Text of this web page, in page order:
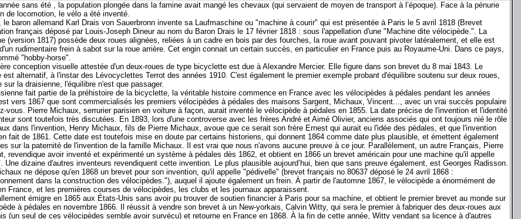
sans été , la population plongée dans la famine avait mangé les chevaux (qui servaient de moyen de transport à l’époque). Face à la pénurie
de locomotion, le vélo a été inventé.
le baron allemand Karl Drais von Sauerbronn invente sa Laufmaschine ou "machine à courir" qui est présentée à Paris le 5 avril 1818 (Brevet
français déposé par Louis-Joseph Dineur au nom du Baron Drais le 17 février 1818 : sous l'appellation d'une "Machine dite vélocipède.". La
(version 1817) possède deux roues alignées, reliées à un cadre en bois par des fourches, la roue avant pouvant pivoter latéralement, et elle est
rudimentaire frein à sabot sur la roue arrière. Cet engin connait un certain succès, en particulier en France puis au Royaume-Uni. Dans ce pays,
"hobby-horse".
conception visuelle attestée d'un deux-roues de type bicyclette est due à Alexandre Mercier. Elle figure dans son brevet du 8 mai 1843. Le
est alternatif, à l'instar des Lévocyclettes Terrot des années 1910. C'est également le premier exemple probant d'équilibre soutenu sur deux roues,
sur la draisienne, l'équilibre n'est que passager.
fait partie de la préhistoire de la bicyclette, la véritable histoire commence en France avec les vélocipèdes à pédales pendant les années
vers 1867 que sont commercialisés les premiers vélocipèdes à pédales des maisons Sargent, Michaux, Vincent..., avec un vrai succès populaire
vous. Pierre Michaux, serrurier parisien en voiture à façon, aurait inventé le vélocipède à pédales en 1855. La date précise de l'invention et l'identité
sont toutefois très discutées. En 1893, lors d'une controverse avec les frères André et Aimé Olivier, anciens associés qui ont toujours nié le rôle
dans l'invention, Henry Michaux, fils de Pierre Michaux, avoue que ce serait son frère Ernest qui aurait eu l'idée des pédales, et que l'invention
fait de 1861. Cette date est toutefois mise en doute par certains historiens, qui donnent 1864 comme date plus plausible, et émettent également
sur la paternité de l'invention de la famille Michaux. Il est vrai que nous n'avons aucune preuve à ce jour. Parallèlement, un autre Français, Pierre
revendique avoir inventé et expérimenté un système à pédales dès 1862, et obtient en 1866 un brevet américain pour une machine qu'il appelle
Une dizaine d'autres inventeurs revendiquent cette invention. Le plus plausible aujourd’hui, bien que sans preuve également, est Georges Radisson.
ne dépose qu'en 1868 un brevet pour son invention, qu'il appelle "pédivelle" (brevet français no 80637 déposé le 24 avril 1868 :
dans la construction des vélocipèdes."), auquel il ajoute également un frein. À partir de l'automne 1867, le vélocipède a énormément de
France, et les premières courses de vélocipèdes, les clubs et les journaux apparaissent.
émigre en 1865 aux États-Unis sans avoir pu trouver de soutien financier à Paris pour sa machine, et obtient le premier brevet au monde sur
à pédales en novembre 1866. Il réussit à vendre son brevet à un New-yorkais, Calvin Witty, qui sera le premier à fabriquer des deux-roues aux
(un seul de ces vélocipèdes semble avoir survécu) et retourne en France en 1868. À la fin de cette année, Witty vendant sa licence à d'autres